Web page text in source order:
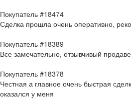
Покупатель #18474
Сделка прошла очень оперативно,
Покупатель #18389
Все замечательно, отзывчивый
Покупатель #18378
Честная а главное очень быстрая
оказался у меня